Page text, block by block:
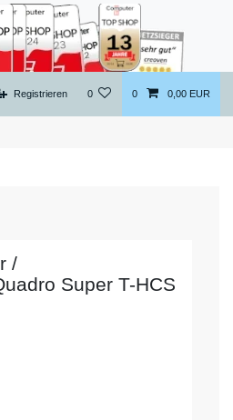
Registrieren 0 0 0,00 EUR
/
Super T-HCS